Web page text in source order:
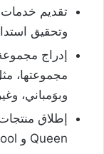
تقديم خدمات
وتحقيق
إدراج
مجموعتها،
وبوَمباني،
Queen و Speed Cool.